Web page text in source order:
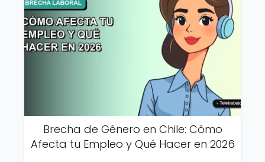
Brecha de Género en Chile: Cómo
Afecta tu Empleo y Qué Hacer en 2026